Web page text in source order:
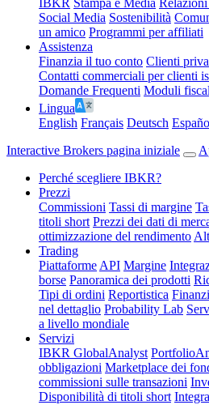
IBKR Stampa e Media
Social Media Sostenibilità
un amico Programmi per affiliati
Assistenza
Finanzia il tuo conto Clienti
Contatti commerciali per clienti
Domande Frequenti Moduli
Lingua
English Français Deutsch
Interactive Brokers pagina iniziale
Perché scegliere IBKR?
Prezzi
Commissioni Tassi di margine
titoli short Prezzi dei dati di
ottimizzazione del rendimento
Trading
Piattaforme API Margine
borse Panoramica dei prodotti
Tipi di ordini Reportistica
nel dettaglio Probability Lab
a livello mondiale
Servizi
IBKR GlobalAnalyst
obbligazioni Marketplace dei
commissioni sulle transazioni
Disponibilità di titoli short